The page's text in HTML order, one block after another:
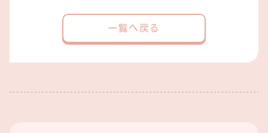
一覧へ戻る